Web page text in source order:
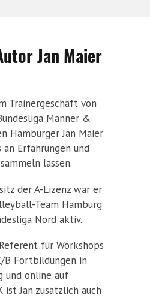
Jan Maier
Trainergeschäft von
Männer &
Hamburger Jan Maier
an Erfahrungen und
lassen.
der A-Lizenz war er
Team Hamburg
Nord aktiv.
für Workshops
B Fortbildungen in
und online auf
ist Jan zusätzlich auch